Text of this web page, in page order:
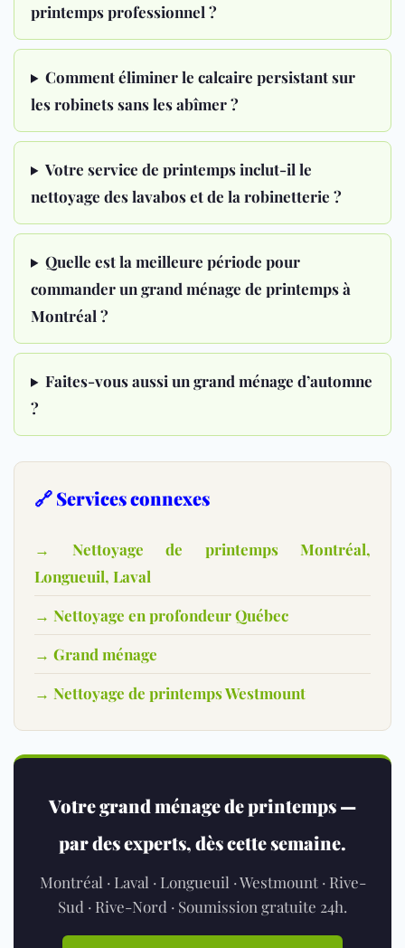
printemps professionnel ?
Comment éliminer le calcaire persistant sur
les robinets sans les abîmer ?
Votre service de printemps inclut-il le
nettoyage des lavabos et de la robinetterie ?
Quelle est la meilleure période pour
commander un grand ménage de printemps à
Montréal ?
Faites-vous aussi un grand ménage d’automne
?
🔗 Services connexes
→ Nettoyage de printemps Montréal,
Longueuil, Laval
→ Nettoyage en profondeur Québec
→ Grand ménage
→ Nettoyage de printemps Westmount
Votre grand ménage de printemps —
par des experts, dès cette semaine.
Montréal · Laval · Longueuil · Westmount · Rive-
Sud · Rive-Nord · Soumission gratuite 24h.